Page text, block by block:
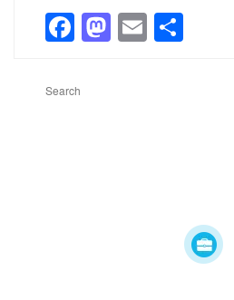
Facebook
Mastodon
Email